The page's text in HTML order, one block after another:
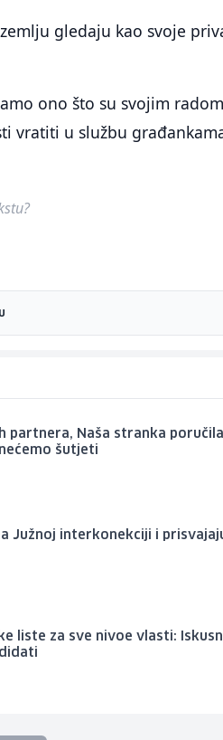
gledaju kao svoje
ono što su svojim radom
vratiti u službu
partnera, Naša stranka poručila
šutjeti
Južnoj interkonekciji i
liste za sve nivoe vlasti: Iskusni